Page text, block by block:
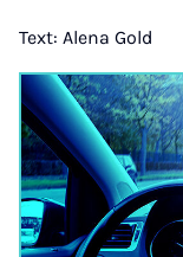
Text: Alena Gold